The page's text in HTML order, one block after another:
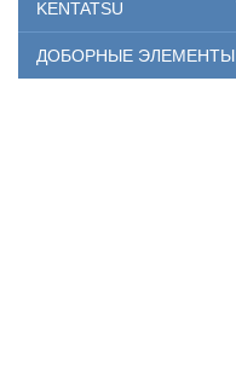
KENTATSU
ДОБОРНЫЕ ЭЛЕМЕНТЫ